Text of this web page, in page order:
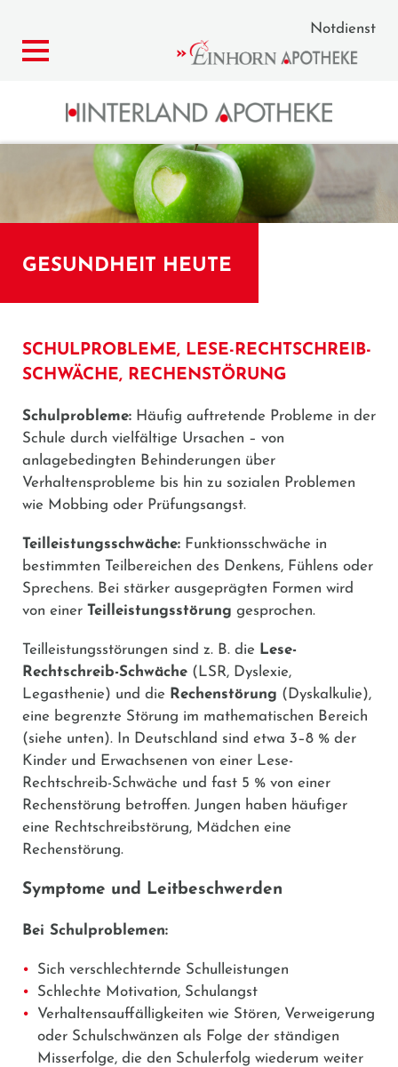
Notdienst
GESUNDHEIT HEUTE
SCHULPROBLEME, LESE-RECHTSCHREIB-
SCHWÄCHE, RECHENSTÖRUNG
Schulprobleme: Häufig auftretende Probleme in der
Schule durch vielfältige Ursachen – von
anlagebedingten Behinderungen über
Verhaltensprobleme bis hin zu sozialen Problemen
wie Mobbing oder Prüfungsangst.
Teilleistungsschwäche: Funktionsschwäche in
bestimmten Teilbereichen des Denkens, Fühlens oder
Sprechens. Bei stärker ausgeprägten Formen wird
von einer Teilleistungsstörung gesprochen.
Teilleistungsstörungen sind z. B. die Lese-
Rechtschreib-Schwäche (LSR, Dyslexie,
Legasthenie) und die Rechenstörung (Dyskalkulie),
eine begrenzte Störung im mathematischen Bereich
(siehe unten). In Deutschland sind etwa 3–8 % der
Kinder und Erwachsenen von einer Lese-
Rechtschreib-Schwäche und fast 5 % von einer
Rechenstörung betroffen. Jungen haben häufiger
eine Rechtschreibstörung, Mädchen eine
Rechenstörung.
Symptome und Leitbeschwerden
Bei Schulproblemen:
Sich verschlechternde Schulleistungen
Schlechte Motivation, Schulangst
Verhaltensauffälligkeiten wie Stören, Verweigerung
oder Schulschwänzen als Folge der ständigen
Misserfolge, die den Schulerfolg wiederum weiter